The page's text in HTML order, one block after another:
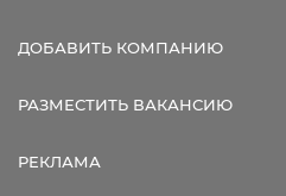
ДОБАВИТЬ КОМПАНИЮ
РАЗМЕСТИТЬ ВАКАНСИЮ
РЕКЛАМА